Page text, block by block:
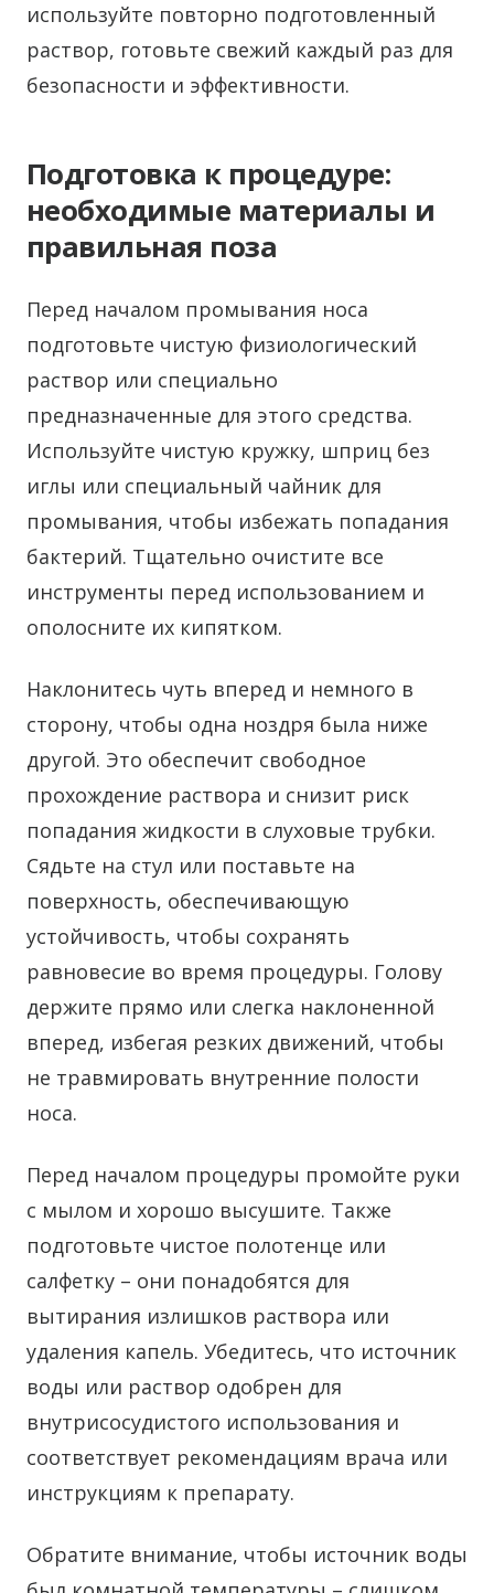
используйте повторно подготовленный
раствор, готовьте свежий каждый раз для
безопасности и эффективности.
Подготовка к процедуре:
необходимые материалы и
правильная поза
Перед началом промывания носа
подготовьте чистую физиологический
раствор или специально
предназначенные для этого средства.
Используйте чистую кружку, шприц без
иглы или специальный чайник для
промывания, чтобы избежать попадания
бактерий. Тщательно очистите все
инструменты перед использованием и
ополосните их кипятком.
Наклонитесь чуть вперед и немного в
сторону, чтобы одна ноздря была ниже
другой. Это обеспечит свободное
прохождение раствора и снизит риск
попадания жидкости в слуховые трубки.
Сядьте на стул или поставьте на
поверхность, обеспечивающую
устойчивость, чтобы сохранять
равновесие во время процедуры. Голову
держите прямо или слегка наклоненной
вперед, избегая резких движений, чтобы
не травмировать внутренние полости
носа.
Перед началом процедуры промойте руки
с мылом и хорошо высушите. Также
подготовьте чистое полотенце или
салфетку – они понадобятся для
вытирания излишков раствора или
удаления капель. Убедитесь, что источник
воды или раствор одобрен для
внутрисосудистого использования и
соответствует рекомендациям врача или
инструкциям к препарату.
Обратите внимание, чтобы источник воды